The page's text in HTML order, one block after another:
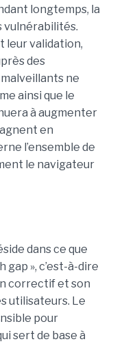
longtemps, la
vulnérabilités.
leur validation,
des
ne
ainsi que le
à augmenter
en
l’ensemble de
le navigateur
dans ce que
gap », c’est-à-dire
correctif et son
utilisateurs. Le
pour
sert de base à